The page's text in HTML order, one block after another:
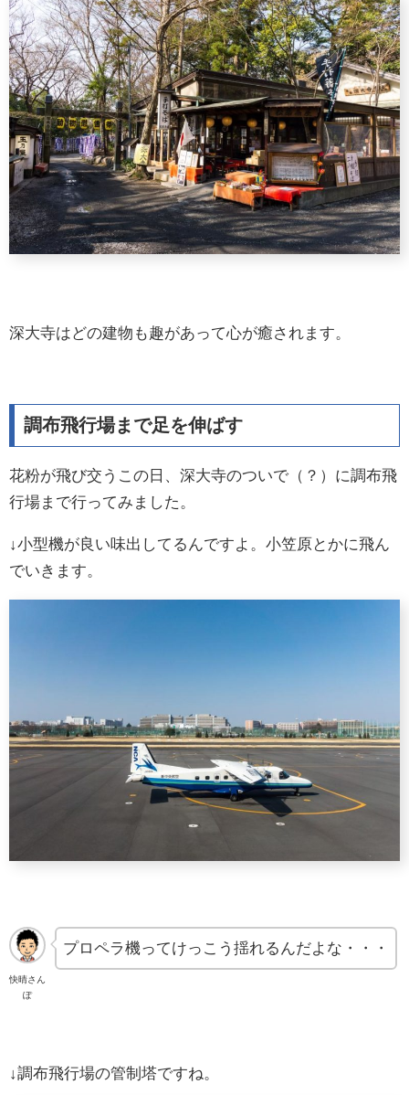
深大寺はどの建物も趣があって心が癒されます。
調布飛行場まで足を伸ばす
花粉が飛び交うこの日、深大寺のついで（？）に調布飛
行場まで行ってみました。
↓小型機が良い味出してるんですよ。小笠原とかに飛ん
でいきます。
快晴さん
ぽ
プロペラ機ってけっこう揺れるんだよな・・・
↓調布飛行場の管制塔ですね。